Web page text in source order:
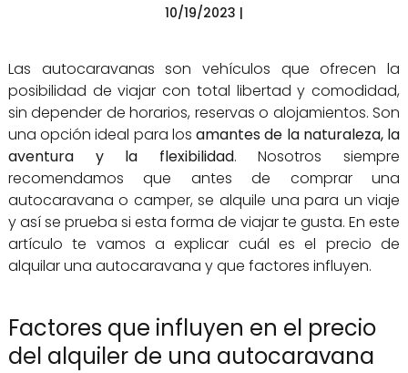
10/19/2023 |
Las autocaravanas son vehículos que ofrecen la
posibilidad de viajar con total libertad y comodidad,
sin depender de horarios, reservas o alojamientos. Son
una opción ideal para los amantes de la naturaleza, la
aventura y la flexibilidad. Nosotros siempre
recomendamos que antes de comprar una
autocaravana o camper, se alquile una para un viaje
y así se prueba si esta forma de viajar te gusta. En este
artículo te vamos a explicar cuál es el precio de
alquilar una autocaravana y que factores influyen.
Factores que influyen en el precio
del alquiler de una autocaravana